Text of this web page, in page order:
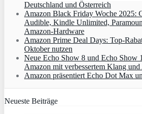
Deutschland und Österreich
Amazon Black Friday Woche 2025:
Audible, Kindle Unlimited,
Amazon‑Hardware
Amazon Prime Deal Days: Top-
Oktober nutzen
Neue Echo Show 8 und Echo Show
Amazon mit verbessertem Klang
Amazon präsentiert Echo Dot Max
Neueste Beiträge